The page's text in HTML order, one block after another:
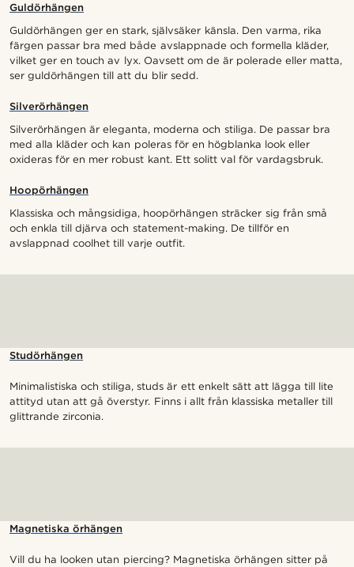
Guldörhängen
Guldörhängen ger en stark, självsäker känsla. Den varma, rika
färgen passar bra med både avslappnade och formella kläder,
vilket ger en touch av lyx. Oavsett om de är polerade eller matta,
ser guldörhängen till att du blir sedd.
Silverörhängen
Silverörhängen är eleganta, moderna och stiliga. De passar bra
med alla kläder och kan poleras för en högblanka look eller
oxideras för en mer robust kant. Ett solitt val för vardagsbruk.
Hoopörhängen
Klassiska och mångsidiga, hoopörhängen sträcker sig från små
och enkla till djärva och statement-making. De tillför en
avslappnad coolhet till varje outfit.
Studörhängen
Minimalistiska och stiliga, studs är ett enkelt sätt att lägga till lite
attityd utan att gå överstyr. Finns i allt från klassiska metaller till
glittrande zirconia.
Magnetiska örhängen
Vill du ha looken utan piercing? Magnetiska örhängen sitter på